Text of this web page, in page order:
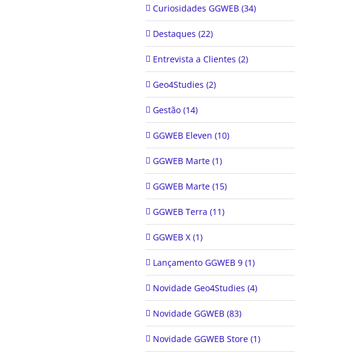
Curiosidades GGWEB (34)
Destaques (22)
Entrevista a Clientes (2)
Geo4Studies (2)
Gestão (14)
GGWEB Eleven (10)
GGWEB Marte (1)
GGWEB Marte (15)
GGWEB Terra (11)
GGWEB X (1)
Lançamento GGWEB 9 (1)
Novidade Geo4Studies (4)
Novidade GGWEB (83)
Novidade GGWEB Store (1)